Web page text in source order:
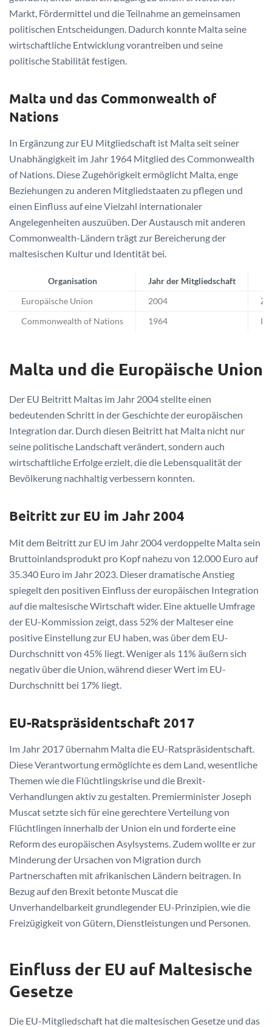
Markt, Fördermittel und die Teilnahme an gemeinsamen
politischen Entscheidungen. Dadurch konnte Malta seine
wirtschaftliche Entwicklung vorantreiben und seine
politische Stabilität festigen.
Malta und das Commonwealth of
Nations
In Ergänzung zur EU Mitgliedschaft ist Malta seit seiner
Unabhängigkeit im Jahr 1964 Mitglied des Commonwealth
of Nations. Diese Zugehörigkeit ermöglicht Malta, enge
Beziehungen zu anderen Mitgliedstaaten zu pflegen und
einen Einfluss auf eine Vielzahl internationaler
Angelegenheiten auszuüben. Der Austausch mit anderen
Commonwealth-Ländern trägt zur Bereicherung der
maltesischen Kultur und Identität bei.
Organisation Jahr der Mitgliedschaft
Europäische Union 2004
Commonwealth of Nations 1964
Malta und die Europäische Union
Der EU Beitritt Maltas im Jahr 2004 stellte einen
bedeutenden Schritt in der Geschichte der europäischen
Integration dar. Durch diesen Beitritt hat Malta nicht nur
seine politische Landschaft verändert, sondern auch
wirtschaftliche Erfolge erzielt, die die Lebensqualität der
Bevölkerung nachhaltig verbessern konnten.
Beitritt zur EU im Jahr 2004
Mit dem Beitritt zur EU im Jahr 2004 verdoppelte Malta sein
Bruttoinlandsprodukt pro Kopf nahezu von 12.000 Euro auf
35.340 Euro im Jahr 2023. Dieser dramatische Anstieg
spiegelt den positiven Einfluss der europäischen Integration
auf die maltesische Wirtschaft wider. Eine aktuelle Umfrage
der EU-Kommission zeigt, dass 52% der Malteser eine
positive Einstellung zur EU haben, was über dem EU-
Durchschnitt von 45% liegt. Weniger als 11% äußern sich
negativ über die Union, während dieser Wert im EU-
Durchschnitt bei 17% liegt.
EU-Ratspräsidentschaft 2017
Im Jahr 2017 übernahm Malta die EU-Ratspräsidentschaft.
Diese Verantwortung ermöglichte es dem Land, wesentliche
Themen wie die Flüchtlingskrise und die Brexit-
Verhandlungen aktiv zu gestalten. Premierminister Joseph
Muscat setzte sich für eine gerechtere Verteilung von
Flüchtlingen innerhalb der Union ein und forderte eine
Reform des europäischen Asylsystems. Zudem wollte er zur
Minderung der Ursachen von Migration durch
Partnerschaften mit afrikanischen Ländern beitragen. In
Bezug auf den Brexit betonte Muscat die
Unverhandelbarkeit grundlegender EU-Prinzipien, wie die
Freizügigkeit von Gütern, Dienstleistungen und Personen.
Einfluss der EU auf Maltesische
Gesetze
Die EU-Mitgliedschaft hat die maltesischen Gesetze und das